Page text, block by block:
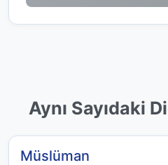
Aynı Sayıdaki
Müslüman